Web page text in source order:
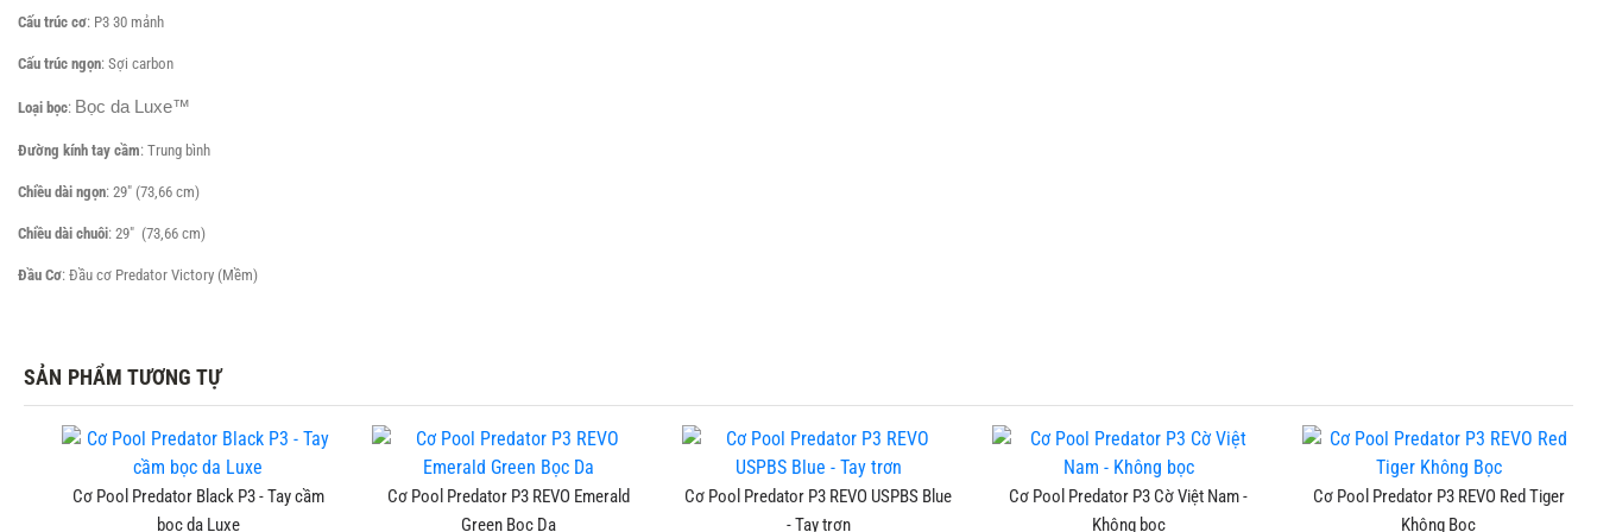
Cấu trúc cơ: P3 30 mảnh
Cấu trúc ngọn: Sợi carbon
Loại bọc: Bọc da Luxe™
Đường kính tay cầm: Trung bình
Chiều dài ngọn: 29" (73,66 cm)
Chiều dài chuôi: 29" (73,66 cm)
Đầu Cơ: Đầu cơ Predator Victory (Mềm)
SẢN PHẨM TƯƠNG TỰ
Cơ Pool Predator Black P3 - Tay cầm
bọc da Luxe
Cơ Pool Predator P3 REVO Emerald
Green Bọc Da
Cơ Pool Predator P3 REVO USPBS Blue
- Tay trơn
Cơ Pool Predator P3 Cờ Việt Nam -
Không bọc
Cơ Pool Predator P3 REVO Red Tiger
Không Bọc